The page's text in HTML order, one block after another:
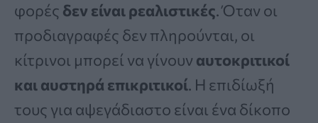
φορές δεν είναι ρεαλιστικές. Όταν οι
προδιαγραφές δεν πληρούνται, οι
κίτρινοι μπορεί να γίνουν αυτοκριτικοί
και αυστηρά επικριτικοί. Η επιδίωξή
τους για αψεγάδιαστο είναι ένα δίκοπο